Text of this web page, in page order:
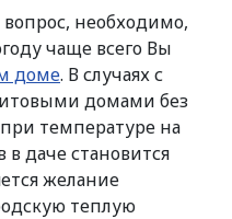
необходимо,
чаще всего Вы
доме. В случаях с
домами без
температуре на
в даче становится
желание
теплую